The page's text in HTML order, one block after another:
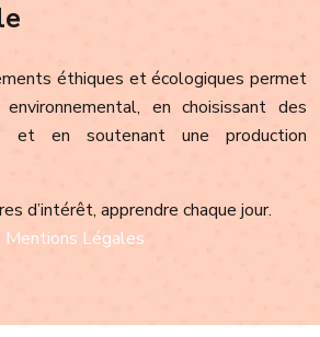
éthiques et écologiques permet
en choisissant des
et en soutenant une production
d’intérêt, apprendre chaque jour.
Mentions Légales